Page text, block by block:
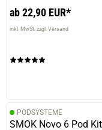
ab 22,90 EUR*
inkl. MwSt. zzgl. Versand
PODSYSTEME
SMOK Novo 6 Pod Kit